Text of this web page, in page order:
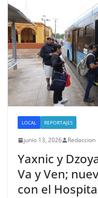
LOCAL REPORTAJES
junio 13, 2026 Redaccion
Yaxnic y
Va y Ven;
con el